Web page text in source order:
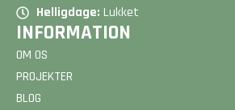
Helligdage: Lukket
INFORMATION
OM OS
PROJEKTER
BLOG